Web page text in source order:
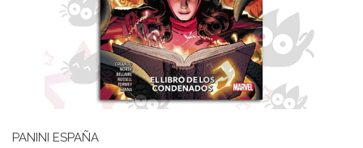
PANINI ESPAÑA